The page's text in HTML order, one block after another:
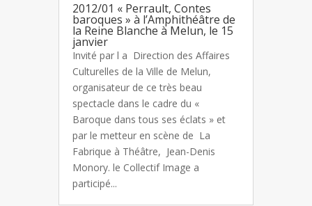
2012/01 « Perrault, Contes
baroques » à l’Amphithéâtre de
la Reine Blanche à Melun, le 15
janvier
Invité par l a Direction des Affaires
Culturelles de la Ville de Melun,
organisateur de ce très beau
spectacle dans le cadre du «
Baroque dans tous ses éclats » et
par le metteur en scène de La
Fabrique à Théâtre, Jean-Denis
Monory. le Collectif Image a
participé...